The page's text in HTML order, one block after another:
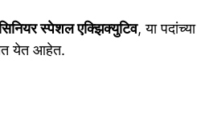
स्पेशल एक्झिक्युटिव, या पदांच्या
येत आहेत.